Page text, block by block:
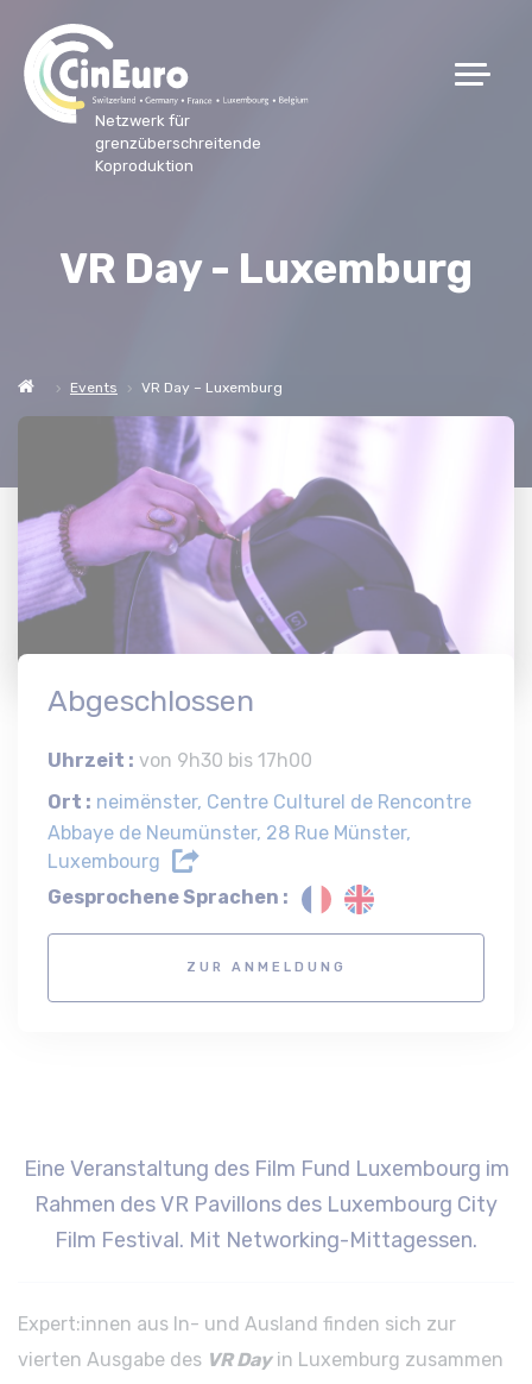
Netzwerk für
grenzüberschreitende
Koproduktion
VR Day - Luxemburg
Events VR Day – Luxemburg
Abgeschlossen
Uhrzeit : von 9h30 bis 17h00
Ort : neimënster, Centre Culturel de Rencontre
Abbaye de Neumünster, 28 Rue Münster,
Luxembourg
Gesprochene Sprachen :
ZUR ANMELDUNG
Eine Veranstaltung des Film Fund Luxembourg im
Rahmen des VR Pavillons des Luxembourg City
Film Festival. Mit Networking-Mittagessen.
Expert:innen aus In- und Ausland finden sich zur
vierten Ausgabe des VR Dayin Luxemburg zusammen